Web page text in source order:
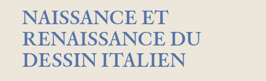
NAISSANCE ET
RENAISSANCE DU
DESSIN ITALIEN